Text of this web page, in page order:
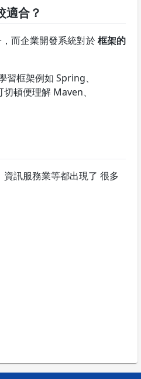
適合？
而企業開發系統對於框架的
習框架例如 Spring、
頓便理解 Maven、
訊服務業等都出現了 很多